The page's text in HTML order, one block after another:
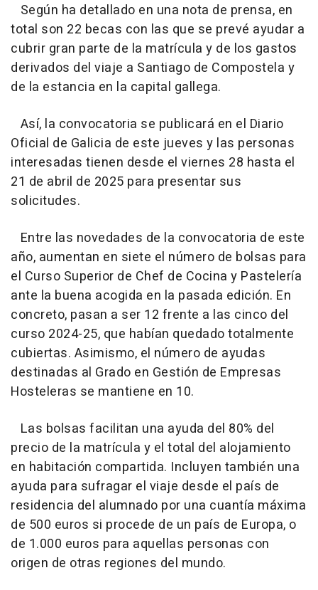
Según ha detallado en una nota de prensa, en
total son 22 becas con las que se prevé ayudar a
cubrir gran parte de la matrícula y de los gastos
derivados del viaje a Santiago de Compostela y
de la estancia en la capital gallega.
Así, la convocatoria se publicará en el Diario
Oficial de Galicia de este jueves y las personas
interesadas tienen desde el viernes 28 hasta el
21 de abril de 2025 para presentar sus
solicitudes.
Entre las novedades de la convocatoria de este
año, aumentan en siete el número de bolsas para
el Curso Superior de Chef de Cocina y Pastelería
ante la buena acogida en la pasada edición. En
concreto, pasan a ser 12 frente a las cinco del
curso 2024-25, que habían quedado totalmente
cubiertas. Asimismo, el número de ayudas
destinadas al Grado en Gestión de Empresas
Hosteleras se mantiene en 10.
Las bolsas facilitan una ayuda del 80% del
precio de la matrícula y el total del alojamiento
en habitación compartida. Incluyen también una
ayuda para sufragar el viaje desde el país de
residencia del alumnado por una cuantía máxima
de 500 euros si procede de un país de Europa, o
de 1.000 euros para aquellas personas con
origen de otras regiones del mundo.